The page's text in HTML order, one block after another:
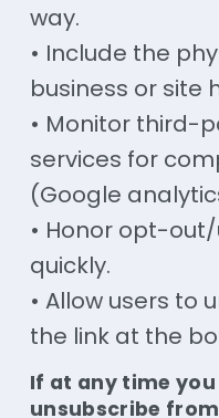
way.
• Include the
business or site
• Monitor third-
services for
(Google
• Honoropt-out/
quickly.
• Allow users to
the link at the
If at any time
unsubscribe